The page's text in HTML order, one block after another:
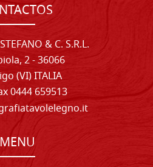
& C. S.R.L.
2 - 36066
(VI) ITALIA
0444 659513
MENU